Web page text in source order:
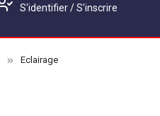
S'identifier/ S'inscrire
Eclairage